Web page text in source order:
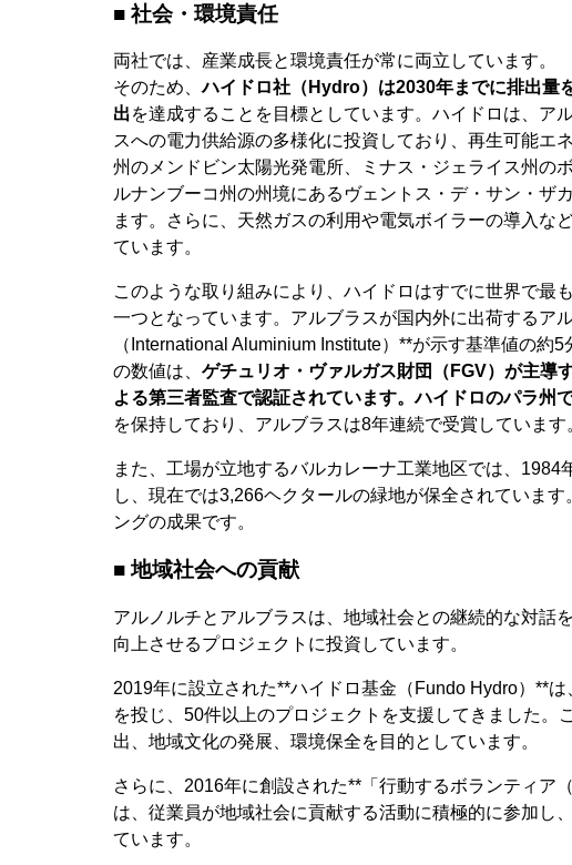
■ 社会・環境責任
両社では、産業成長と環境責任が常に両立しています。
そのため、ハイドロ社（Hydro）は2030年までに排出量
出を達成することを目標としています。ハイドロは、ア
スへの電力供給源の多様化に投資しており、再生可能エ
州のメンドビン太陽光発電所、ミナス・ジェライス州の
ルナンブーコ州の州境にあるヴェントス・デ・サン・ザ
ます。さらに、天然ガスの利用や電気ボイラーの導入な
ています。
このような取り組みにより、ハイドロはすでに世界で最
一つとなっています。アルブラスが国内外に出荷するア
（International Aluminium Institute）**が示す基準値の約
の数値は、 ゲチュリオ・ヴァルガス財団（FGV）が主導
よる第三者監査で認証されています。ハイドロのパラ州
を保持しており、アルブラスは8年連続で受賞しています
また、工場が立地するバルカレーナ工業地区では、
し、現在では3,266ヘクタールの緑地が保全されていま
ングの成果です。
■ 地域社会への貢献
アルノルチとアルブラスは、地域社会との継続的な対話
向上させるプロジェクトに投資しています。
2019年に設立された**ハイドロ基金（Fundo Hydro）**
を投じ、50件以上のプロジェクトを支援してきました。
出、地域文化の発展、環境保全を目的としています。
さらに、2016年に創設された**「行動するボランティア
は、従業員が地域社会に貢献する活動に積極的に参加し
ています。